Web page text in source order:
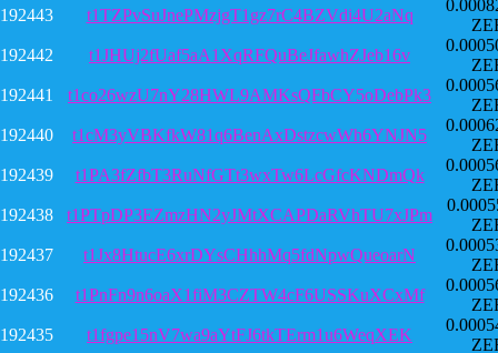
192443
t1TZPvSuJnePMzjgT1gz7rC4BZVdi4U2aNq
192442
t1JHUj2fUaf5aA1XqRFQuBeJfawhZJeb16v
192441
t1co26wzU7nY28HWL9AMKsQFbCY5oDebPk3
192440
t1cM3yVBKfkW81q6BenAxDstzcwWh6YNJN5
192439
t1PA3fZfbT3RuNfGTt3wxTw6LcGfcKNDmQk
192438
t1PTpDP3EZmzHN2yJMtXCAPDaRVhTU7xJPm
192437
t1Jx8HtucE6xrDYsCHhhMq5fdNpwQueoarN
192436
t1PnFn9n6oaX1fiM3CZTW4cF6USSKuXCxMf
192435
t1fgpe15nV7wa9aYtFJ6tkTErm1u6WeqXEK